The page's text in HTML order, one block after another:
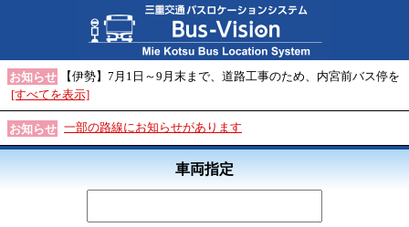
お知らせ
【伊勢】7月1日～9月末まで、道路工事のため、内宮前バス停を
[すべてを表示]
お知らせ 一部の路線にお知らせがあります
車両指定